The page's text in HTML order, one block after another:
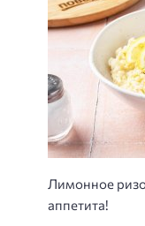
Лимонное
аппетита!